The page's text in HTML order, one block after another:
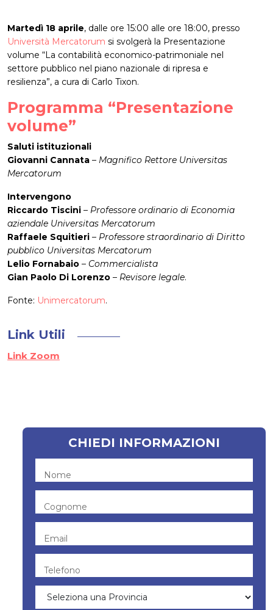
Martedì 18 aprile, dalle ore 15:00 alle ore 18:00, presso
Università Mercatorum si svolgerà la Presentazione
volume “La contabilità economico-patrimoniale nel
settore pubblico nel piano nazionale di ripresa e
resilienza”, a cura di Carlo Tixon.
Programma “Presentazione
volume”
Saluti istituzionali
Giovanni Cannata – Magnifico Rettore Universitas
Mercatorum
Intervengono
Riccardo Tiscini – Professore ordinario di Economia
aziendale Universitas Mercatorum
Raffaele Squitieri – Professore straordinario di Diritto
pubblico Universitas Mercatorum
Lelio Fornabaio – Commercialista
Gian Paolo Di Lorenzo – Revisore legale.
Fonte: Unimercatorum.
Link Utili
Link Zoom
CHIEDI INFORMAZIONI
Nome
Cognome
Email
Telefono